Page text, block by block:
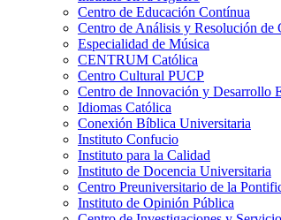
Centro de Educación Contínua
Centro de Análisis y Resolución de
Especialidad de Música
CENTRUM Católica
Centro Cultural PUCP
Centro de Innovación y Desarrollo
Idiomas Católica
Conexión Bíblica Universitaria
Instituto Confucio
Instituto para la Calidad
Instituto de Docencia Universitaria
Centro Preuniversitario de la
Instituto de Opinión Pública